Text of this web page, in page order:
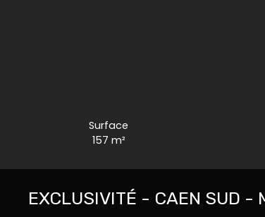
Surface
157 m²
EXCLUSIVITÉ - CAEN SUD